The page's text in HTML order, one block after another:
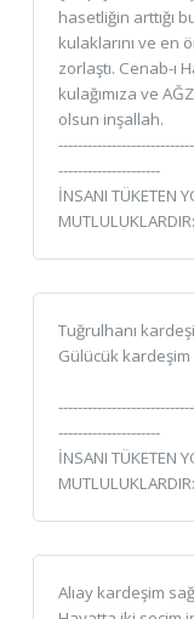
hasetliğin arttığı
kulaklarını ve en
zorlaştı. Cenab-ı
kulağımıza ve
olsun inşallah.
---------------------
İNSANI TÜKETEN
Tuğrulhanı
Gülücük
---------------------
İNSANI TÜKETEN
Alıay kardeşim